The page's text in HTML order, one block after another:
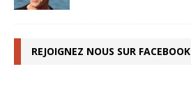
REJOIGNEZ NOUS SUR FACEBOOK